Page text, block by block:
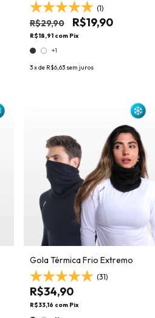
(1)
R$29,90 R$19,90
R$18,91 com Pix
+1
3x de R$6,63 sem juros
Gola Térmica Frio Extremo
(31)
R$34,90
R$33,16 com Pix